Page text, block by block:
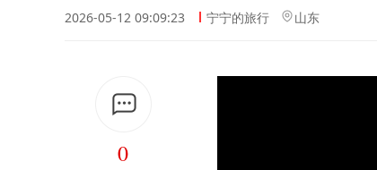
2026-05-12 09:09:23 宁宁的旅行 山东
0